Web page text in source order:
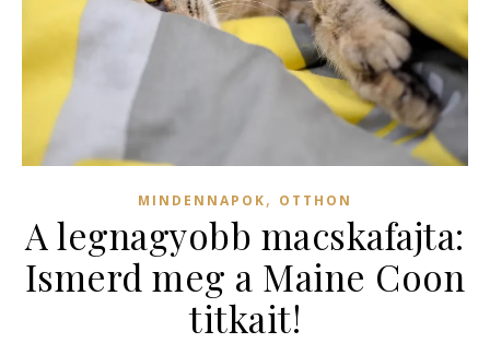
MINDENNAPOK, OTTHON
A legnagyobb macskafajta:
Ismerd meg a Maine Coon
titkait!